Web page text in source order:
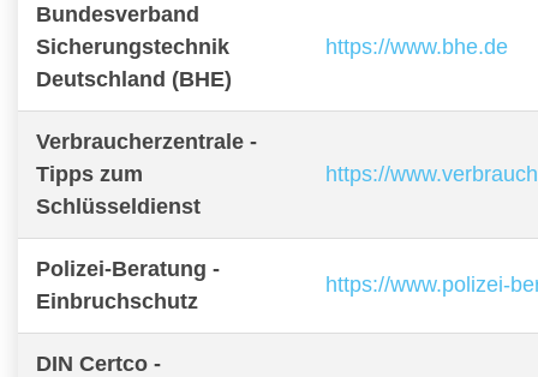
Bundesverband
Sicherungstechnik
Deutschland (BHE)
https://www.bhe.de
Verbraucherzentrale -
Tipps zum
Schlüsseldienst
https://
Polizei-Beratung -
Einbruchschutz
https://www.polizei-
DIN Certco -